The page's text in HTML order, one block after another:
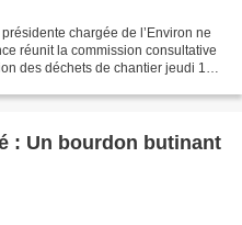
chargée de l’Environ ne
réunit la commission consultative
des déchets de chantier jeudi 11
: Un bourdon butinant